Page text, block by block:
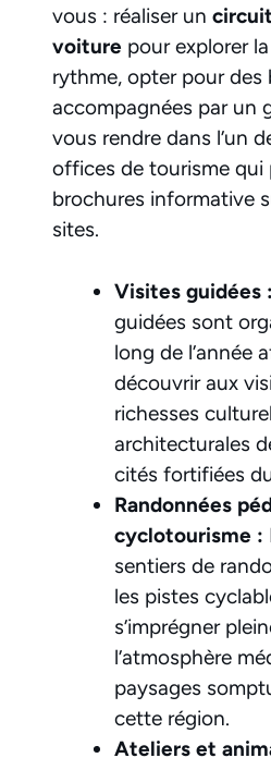
vous : réaliser un
voiture pour explorer
rythme, opter pour des
accompagnées par un
vous rendre dans l’un
offices de tourisme qui
brochures informative
sites.
Visites guidées :
guidées sont
long de l’année
découvrir aux
richesses
architecturales
cités fortifiées
Randonnées
cyclotourisme :
sentiers de
les pistes
s’imprégner
l’atmosphère
paysages
cette région.
Ateliers et